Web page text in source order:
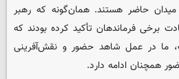
حاضر هستند. همان‌گونه که رهبر
برخی فرماندهان تأکید کرده بودند که
ما در عمل شاهد حضور و نقش‌آفرینی
همچنان ادامه دارد.